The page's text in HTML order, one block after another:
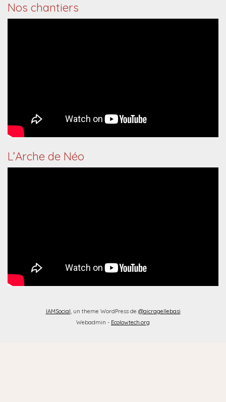
Nos chantiers
L’Arche de Néo
IAMSocial , un theme WordPress de @aicragellebasi
Webadmin - Ecolowtech.org